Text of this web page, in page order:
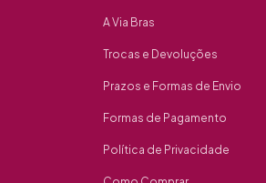
A Via Bras
Trocas e Devoluções
Prazos e Formas de Envio
Formas de Pagamento
Política de Privacidade